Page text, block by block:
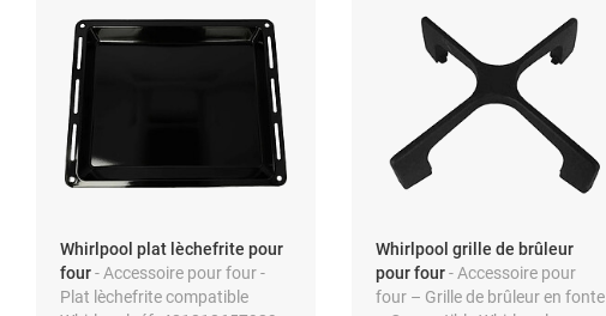
Whirlpool plat lèchefrite pour
four- Accessoire pour four -
Plat lèchefrite compatible
Whirlpool grille de brûleur
pour four- Accessoire pour
four – Grille de brûleur en fonte